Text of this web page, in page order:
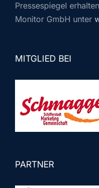
Pressespiegel
Monitor GmbH unter
MITGLIED BEI
PARTNER